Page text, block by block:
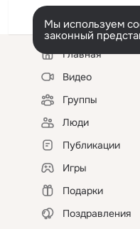
Мы используем
законный
Левая
колонкаГлавная
Видео
Группы
Люди
Публикации
Игры
Подарки
Поздравления